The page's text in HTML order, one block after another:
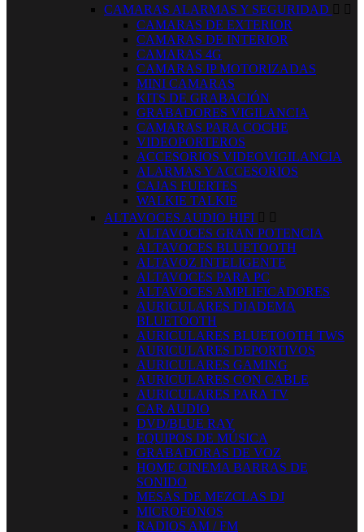
CAMARAS ALARMAS Y SEGURIDAD  
CAMARAS DE EXTERIOR
CAMARAS DE INTERIOR
CAMARAS 4G
CAMARAS IP MOTORIZADAS
MINI CAMARAS
KITS DE GRABACIÓN
GRABADORES VIGILANCIA
CAMARAS PARA COCHE
VIDEOPORTEROS
ACCESORIOS VIDEOVIGILANCIA
ALARMAS Y ACCESORIOS
CAJAS FUERTES
WALKIE TALKIE
ALTAVOCES AUDIO HIFI  
ALTAVOCES GRAN POTENCIA
ALTAVOCES BLUETOOTH
ALTAVOZ INTELIGENTE
ALTAVOCES PARA PC
ALTAVOCES AMPLIFICADORES
AURICULARES DIADEMA
BLUETOOTH
AURICULARES BLUETOOTH TWS
AURICULARES DEPORTIVOS
AURICULARES GAMING
AURICULARES CON CABLE
AURICULARES PARA TV
CAR AUDIO
DVD/BLUE RAY
EQUIPOS DE MÚSICA
GRABADORAS DE VOZ
HOME CINEMA BARRAS DE
SONIDO
MESAS DE MEZCLAS DJ
MICROFONOS
RADIOS AM / FM